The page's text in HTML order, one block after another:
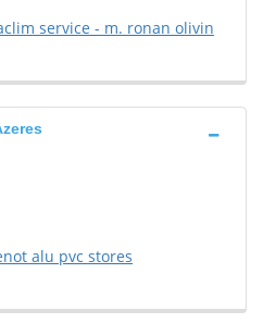
service - m. ronan olivin
alu pvc stores